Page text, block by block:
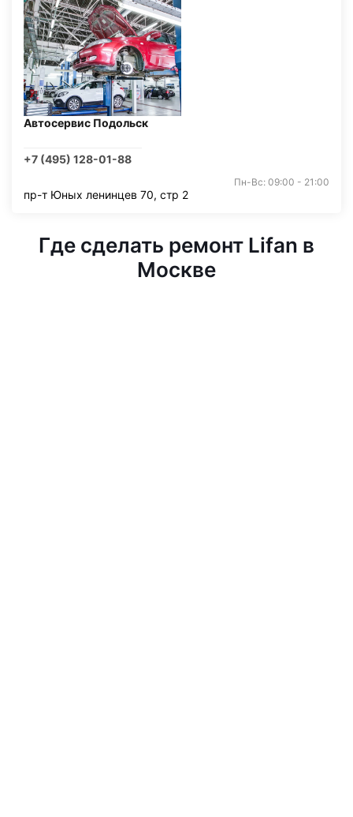
Автосервис Подольск
+7 (495) 128-01-88
Пн-Вс: 09:00 - 21:00
пр-т Юных ленинцев 70, стр 2
Где сделать ремонт Lifan в
Москве